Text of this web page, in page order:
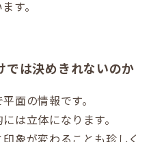
す。
では決めきれないのか
面の情報です。
は立体になります。